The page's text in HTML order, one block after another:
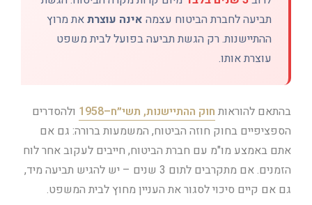
תביעה לחברת הביטוח עצמה אינה עוצרתאת מרוץ
ההתיישנות. רק הגשת תביעה בפועל לבית משפט
עוצרת אותו.
בהתאם להוראות חוק ההתיישנות, תשי״ח–1958
ולהסדרים
הספציפיים בחוק חוזה הביטוח, המשמעות ברורה: גם אם
אתם באמצע מו"מ עם חברת הביטוח, חייבים לעקוב אחר לוח
הזמנים. אם מתקרבים לתום 3 שנים – יש להגיש תביעה מיד,
גם אם קיים סיכוי לסגור את העניין מחוץ לבית המשפט.